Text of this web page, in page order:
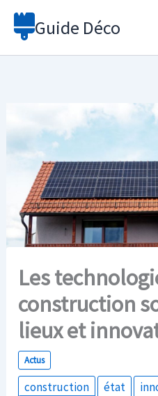
Aller
Guide Déco
Les
construction
lieux et
Actus
construction état